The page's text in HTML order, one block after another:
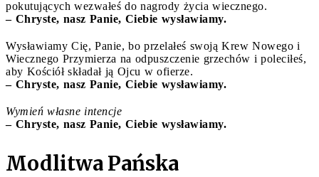
pokutujących wezwałeś do nagrody życia wiecznego.
– Chryste, nasz Panie, Ciebie wysławiamy.
Wysławiamy Cię, Panie, bo przelałeś swoją Krew Nowego i
Wiecznego Przymierza na odpuszczenie grzechów i poleciłeś,
aby Kościół składał ją Ojcu w ofierze.
– Chryste, nasz Panie, Ciebie wysławiamy.
Wymień własne intencje
– Chryste, nasz Panie, Ciebie wysławiamy.
Modlitwa Pańska